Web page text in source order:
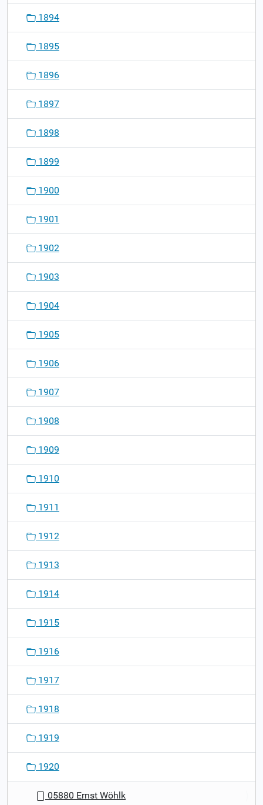
1894
1895
1896
1897
1898
1899
1900
1901
1902
1903
1904
1905
1906
1907
1908
1909
1910
1911
1912
1913
1914
1915
1916
1917
1918
1919
1920
05880 Ernst Wöhlk